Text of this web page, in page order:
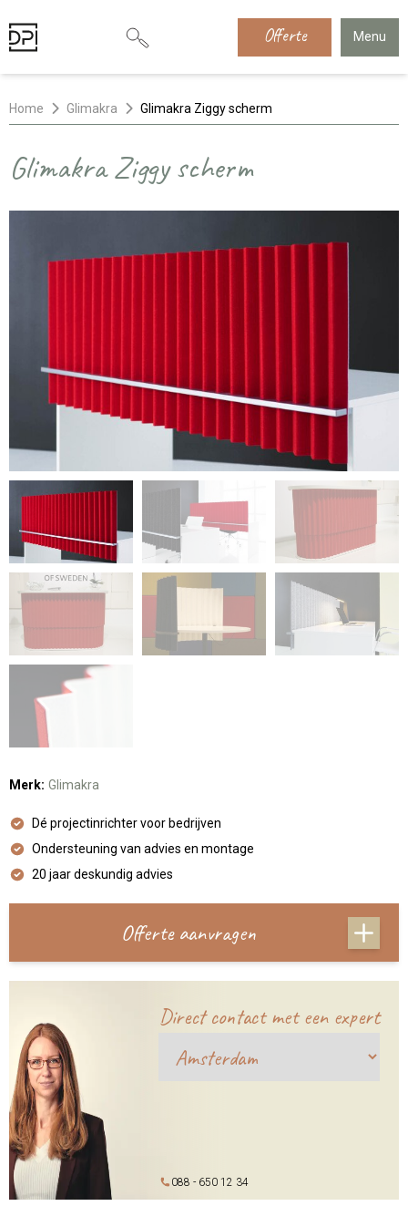
Offerte Menu
Home Glimakra Glimakra Ziggy scherm
Glimakra Ziggy scherm
Merk: Glimakra
Dé projectinrichter voor bedrijven
Ondersteuning van advies en montage
20 jaar deskundig advies
Offerte aanvragen
Direct contact met een expert
088 - 650 12 34